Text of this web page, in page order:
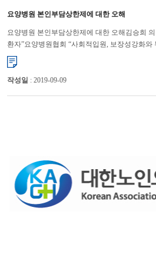
요양병원 본인부담상한제에 대한 오해
요양병원 본인부담상한제에 대한 오해김승희
환자”요양병원협회 “사회적입원, 보장성강화
국회 보건복지위원회 김승희 의원이 요양병원의
작성일 : 2019-09-09